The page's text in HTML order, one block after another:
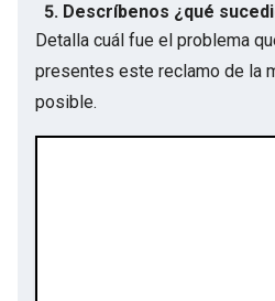
5. Descríbenos ¿qué
Detalla cuál fue el problema
presentes este reclamo de la
posible.